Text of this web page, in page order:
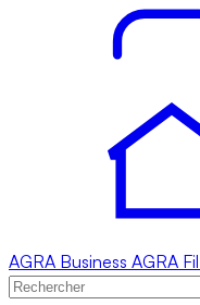
AGRA Business AGRA Fil